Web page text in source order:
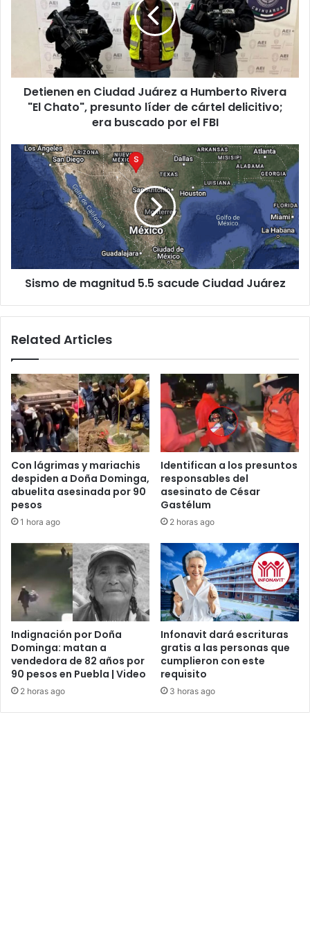
Humberto
Chato",
presunto
líder
delicitivo;
buscado
el
Detienen en Ciudad Juárez a Humberto Rivera
"El Chato", presunto líder de cártel delicitivo;
era buscado por el FBI
Sismo
magnitud
sacude
Ciudad
Sismo de magnitud 5.5 sacude Ciudad Juárez
Related Articles
Con lágrimas y mariachis
despiden a Doña Dominga,
abuelita asesinada por 90
pesos
1 hora ago
Identifican a los presuntos
responsables del
asesinato de César
Gastélum
2 horas ago
Indignación por Doña
Dominga: matan a
vendedora de 82 años por
90 pesos en Puebla | Video
2 horas ago
Infonavit dará escrituras
gratis a las personas que
cumplieron con este
requisito
3 horas ago